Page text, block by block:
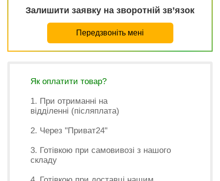
Залишити заявку на зворотній зв’язок
Передзвоніть мені
Як оплатити товар?
1. При отриманні на
відділенні (післяплата)
2. Через "Приват24"
3. Готівкою при самовивозі з нашого
складу